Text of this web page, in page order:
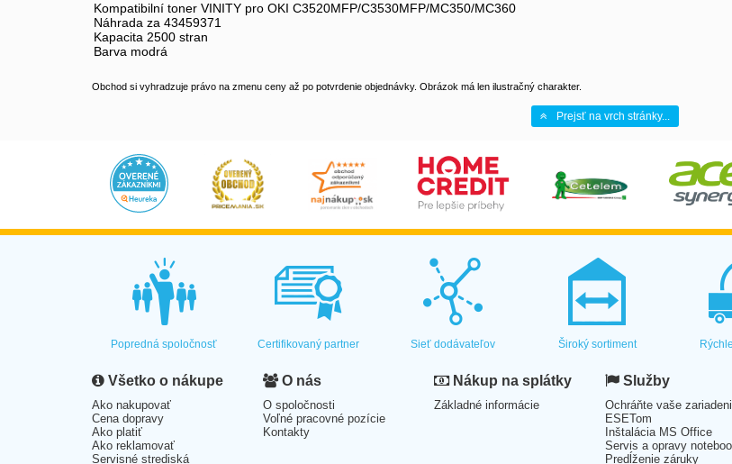
Kompatibilní toner VINITY pro OKI C3520MFP/C3530MFP/MC350/MC360
Náhrada za 43459371
Kapacita 2500 stran
Barva modrá
Obchod si vyhradzuje právo na zmenu ceny až po potvrdenie objednávky. Obrázok má len ilustračný charakter.
Prejsť na vrch stránky...
Popredná spoločnosť Certifikovaný partner Sieť dodávateľov Široký sortiment
Všetko o nákupe
Ako nakupovať
Cena dopravy
Ako platiť
Ako reklamovať
Servisné strediská
O nás
O spoločnosti
Voľné pracovné pozície
Kontakty
Nákup na splátky
Základné informácie
Služby
Ochráňte vaše
ESETom
Inštalácia MS Office
Servis a opravy
Predĺženie záruky